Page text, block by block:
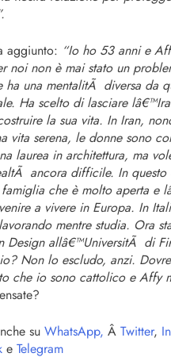
aggiunto: “Io ho 53 anni e
noi non è mai stato un
ha una mentalitÃ diversa da
Ha scelto di lasciare
la sua vita. In Iran,
vita serena, le donne sono
laurea in architettura, ma
ancora difficile. In questo
che è molto aperta e
a vivere in Europa. In
mentre studia. Ora
Design allâ€™UniversitÃ di
Non lo escludo, anzi.
che io sono cattolico e Affy
su WhatsApp, Â Twitter,
e Telegram